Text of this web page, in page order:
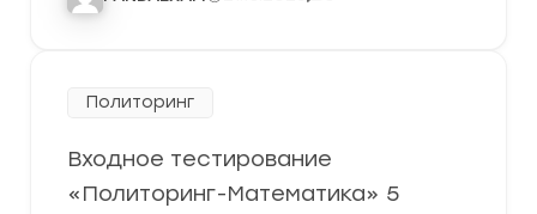
Политоринг
Входное тестирование
«Политоринг-Математика» 5